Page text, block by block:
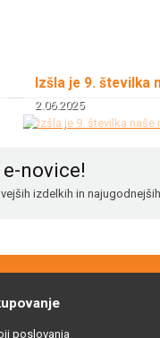
Izšla je 9. številka
2.06.2025
novice!
izdelkih in
poslovanja